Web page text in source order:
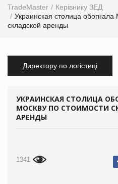
TradeMaster
Керівнику ЗЕД
Украинская столица обогнала
складской аренды
Директору по логістиці
УКРАИНСКАЯ СТОЛИЦА
МОСКВУ ПО СТОИМОСТИ
АРЕНДЫ
1341